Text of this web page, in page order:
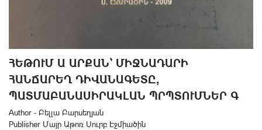
ՀԵԹՈՒՄ Ա ԱՐՔԱՆ` ՄԻՋՆԱԴԱՐԻ
ՀԱՆՃԱՐԵՂ ԴԻՎԱՆԱԳԵՏԸ,
ՊԱՏՄԱԲԱՆԱՍԻՐԱԿԼԱՆ ՊՐՊՏՈՒՄՆԵՐ Գ
Author - Բելլա Բարսեղյան
Publisher Մայր Աթոռ Սուրբ Էջմիածին